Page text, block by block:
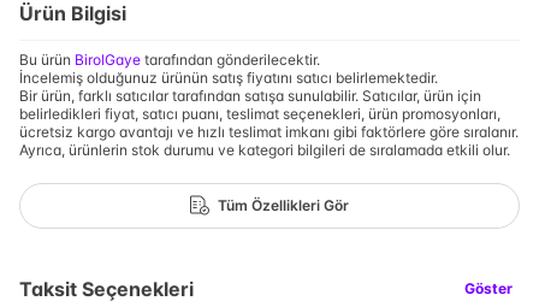
Ürün Bilgisi
Bu ürün BirolGaye tarafından gönderilecektir.
İncelemiş olduğunuz ürünün satış fiyatını satıcı belirlemektedir.
Bir ürün, farklı satıcılar tarafından satışa sunulabilir. Satıcılar, ürün için
belirledikleri fiyat, satıcı puanı, teslimat seçenekleri, ürün promosyonları,
ücretsiz kargo avantajı ve hızlı teslimat imkanı gibi faktörlere göre sıralanır.
Ayrıca, ürünlerin stok durumu ve kategori bilgileri de sıralamada etkili olur.
Tüm Özellikleri Gör
Taksit Seçenekleri Göster